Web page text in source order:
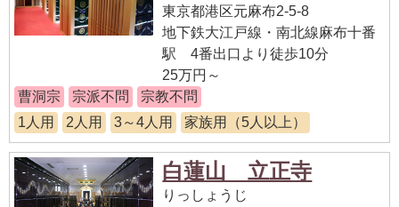
東京都港区元麻布2-5-8
地下鉄大江戸線・南北線麻布十番
駅 4番出口より徒歩10分
25万円～
曹洞宗
宗派不問
宗教不問
1人用
2人用 3～4人用 家族用（5人以上）
白蓮山 立正寺
りっしょうじ